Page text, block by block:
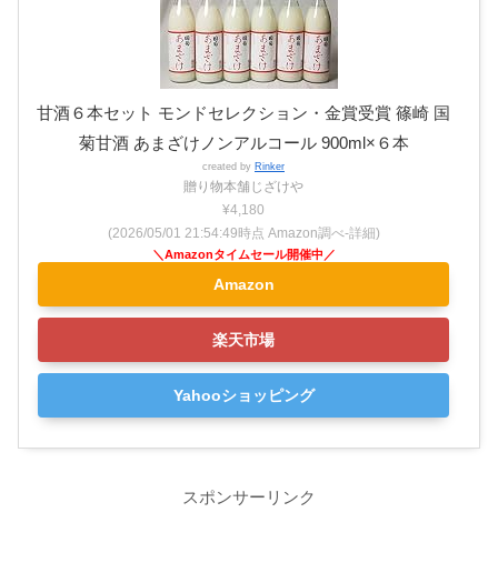
甘酒６本セット モンドセレクション・金賞受賞 篠崎 国
菊甘酒 あまざけノンアルコール 900ml×６本
created by Rinker
贈り物本舗じざけや
¥4,180
(2026/05/01 21:54:49時点 Amazon調べ-詳細)
Amazon
楽天市場
Yahooショッピング
スポンサーリンク